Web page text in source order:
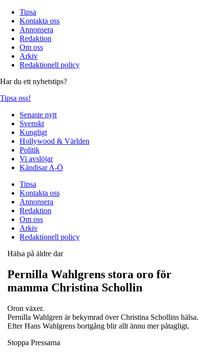
Tipsa
Kontakta oss
Annonsera
Redaktion
Om oss
Arkiv
Redaktionell policy
Har du ett nyhetstips?
Tipsa oss!
Senaste nytt
Svenskt
Kungligt
Hollywood & Världen
Politik
Vi avslöjar
Kändisar A-Ö
Tipsa
Kontakta oss
Annonsera
Redaktion
Om oss
Arkiv
Redaktionell policy
Hälsa på äldre dar
Pernilla Wahlgrens stora oro för
mamma Christina Schollin
Oron växer.
Pernilla Wahlgren är bekymrad över Christina Schollins hälsa.
Efter Hans Wahlgrens bortgång blir allt ännu mer påtagligt.
Stoppa Pressarna